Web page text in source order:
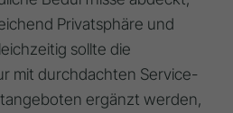
Privatsphäre und
sollte die
mit durchdachten Service-
ergänzt werden,